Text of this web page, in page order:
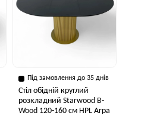
Під замовлення до 35 днів
Стіл обідній круглий
розкладний Starwood B-
Wood 120-160 см HPL Arpa